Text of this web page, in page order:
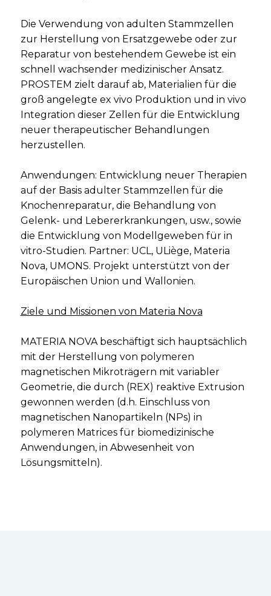
Die Verwendung von adulten Stammzellen
zur Herstellung von Ersatzgewebe oder zur
Reparatur von bestehendem Gewebe ist ein
schnell wachsender medizinischer Ansatz.
PROSTEM zielt darauf ab, Materialien für die
groß angelegte ex vivo Produktion und in vivo
Integration dieser Zellen für die Entwicklung
neuer therapeutischer Behandlungen
herzustellen.
Anwendungen: Entwicklung neuer Therapien
auf der Basis adulter Stammzellen für die
Knochenreparatur, die Behandlung von
Gelenk- und Lebererkrankungen, usw., sowie
die Entwicklung von Modellgeweben für in
vitro-Studien. Partner: UCL, ULiège, Materia
Nova, UMONS. Projekt unterstützt von der
Europäischen Union und Wallonien.
Ziele und Missionen von Materia Nova
MATERIA NOVA beschäftigt sich hauptsächlich
mit der Herstellung von polymeren
magnetischen Mikroträgern mit variabler
Geometrie, die durch (REX) reaktive Extrusion
gewonnen werden (d.h. Einschluss von
magnetischen Nanopartikeln (NPs) in
polymeren Matrices für biomedizinische
Anwendungen, in Abwesenheit von
Lösungsmitteln).